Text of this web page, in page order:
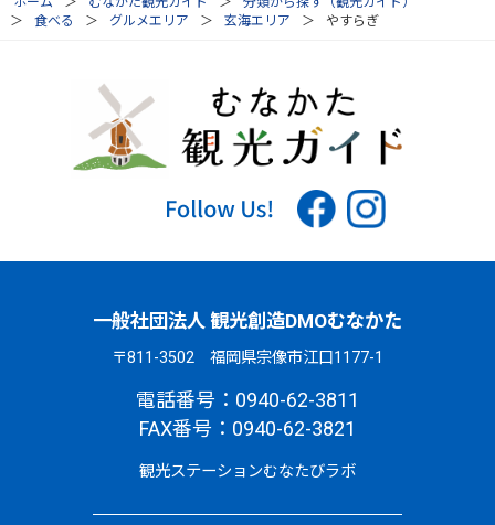
食べる
グルメエリア 玄海エリア やすらぎ
一般社団法人 観光創造DMOむなかた
〒811-3502 福岡県宗像市江口1177-1
電話番号：0940-62-3811
FAX番号：0940-62-3821
観光ステーションむなたびラボ